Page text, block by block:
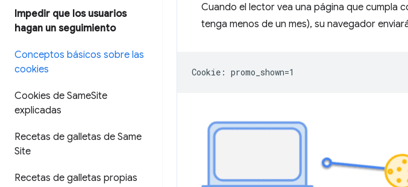
Impedir que los usuarios
hagan un seguimiento
Conceptos básicos sobre las
cookies
Cookies de SameSite
explicadas
Recetas de galletas de Same
Site
Recetas de galletas propias
Cuando el lector vea una página que cumpla
tenga menos de un mes), su navegador